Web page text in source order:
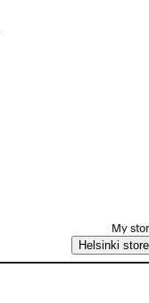
My
Helsinki store